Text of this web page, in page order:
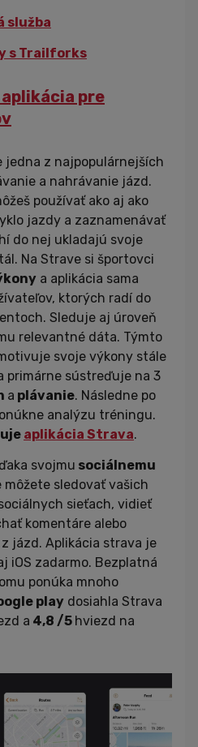
služba
s Trailforks
pre
jedna z najpopulárnejších
a nahrávanie jázd.
používať ako aj ako
jazdy a zaznamenávať
do nej ukladajú svoje
Na Strave si športovci
a aplikácia sama
ktorých radí do
Sleduje aj úroveň
relevantné dáta. Týmto
svoje výkony stále
primárne sústreďuje na 3
a plávanie. Následne po
analýzu tréningu.
aplikácia Strava.
svojmu sociálnemu
môžete sledovať vašich
sieťach, vidieť
komentáre alebo
jázd. Aplikácia strava je
iOS zadarmo. Bezplatná
ponúka mnoho
play dosiahla Strava
a 4,8 /5 hviezd na